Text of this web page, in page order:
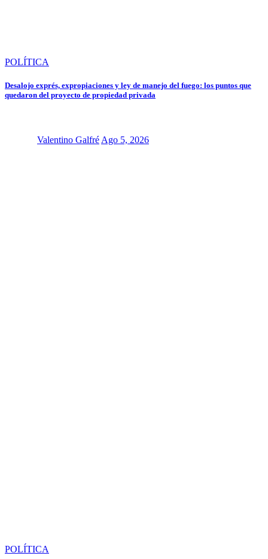
POLÍTICA
Desalojo exprés, expropiaciones y ley de manejo del fuego: los puntos que
quedaron del proyecto de propiedad privada
Valentino GalfréAgo 5, 2026
POLÍTICA